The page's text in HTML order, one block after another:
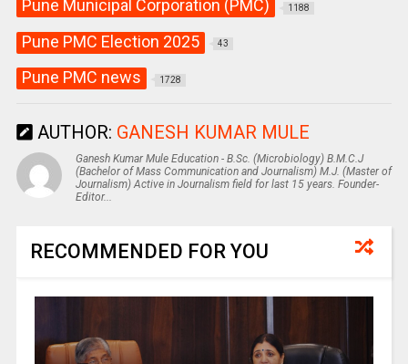
Pune Municipal Corporation (PMC) 1188
Pune PMC Election 2025 43
Pune PMC news 1728
AUTHOR: GANESH KUMAR MULE
Ganesh Kumar Mule Education - B.Sc. (Microbiology) B.M.C.J
(Bachelor of Mass Communication and Journalism) M.J. (Master of
Journalism) Active in Journalism field for last 15 years. Founder-
Editor...
RECOMMENDED FOR YOU